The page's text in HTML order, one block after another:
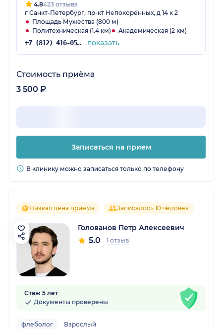
4.8423 отзыва
г Санкт-Петербург, пр-кт Непокорённых, д 14 к 2
Площадь Мужества (800 м)
Политехническая (1.4 км)
Академическая (2 км)
+7 (812) 416-05-66 показать
Стоимость приёма
3 500 ₽
Записаться на прием
В клинику можно записаться только по телефону
Низкая цена приёма Записалось 10 человек
Голованов Петр Алексеевич
5.0 1 отзыв
Стаж 5 лет
Документы проверены
флеболог Взрослый